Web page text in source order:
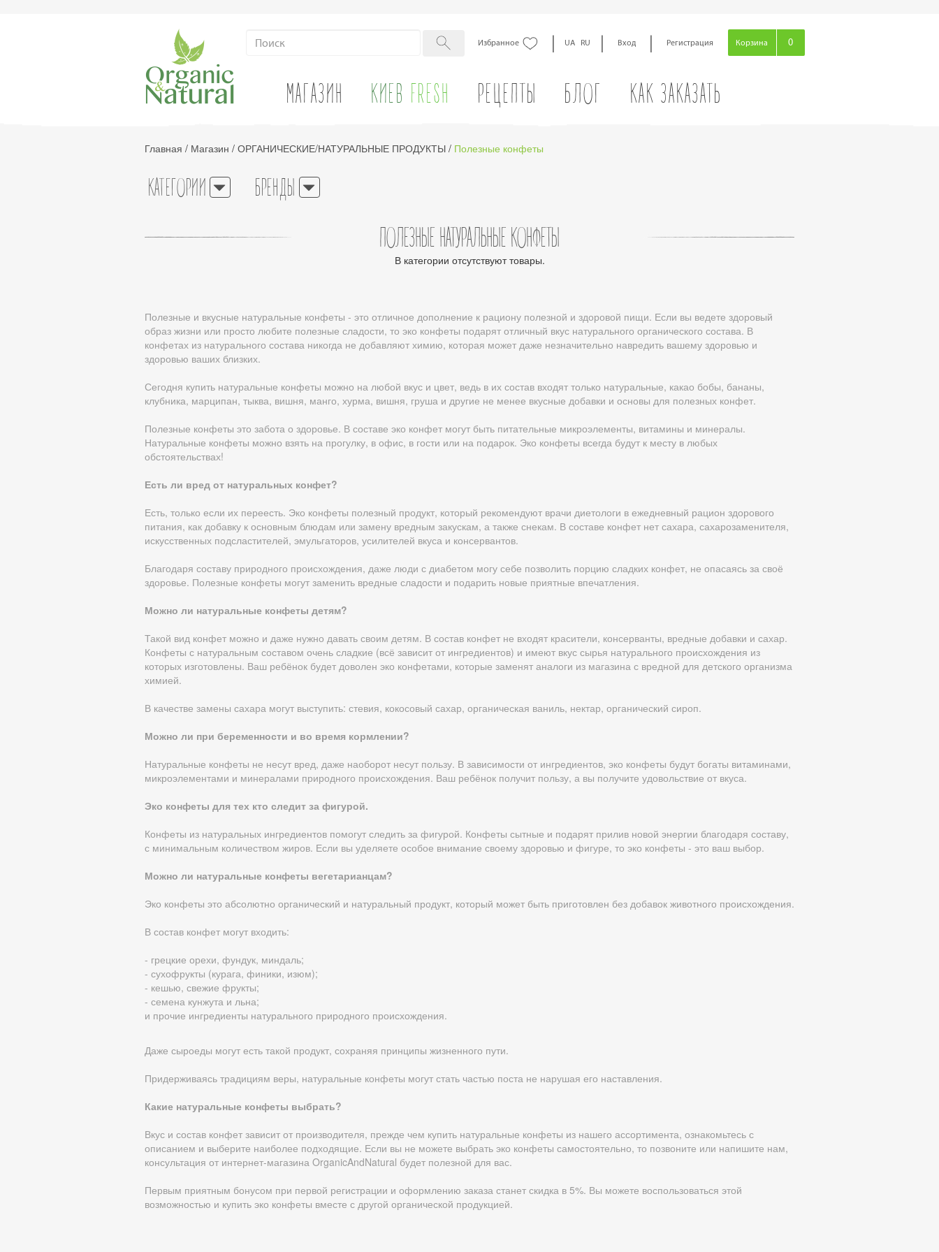
Избранное | UA RU | Вход | Регистрация Корзина 0
МАГАЗИН КИЕВ FRESH РЕЦЕПТЫ БЛОГ КАК ЗАКАЗАТЬ
Главная / Магазин / ОРГАНИЧЕСКИЕ/НАТУРАЛЬНЫЕ ПРОДУКТЫ / Полезные конфеты
КАТЕГОРИИ БРЕНДЫ
ПОЛЕЗНЫЕ НАТУРАЛЬНЫЕ КОНФЕТЫ
В категории отсутствуют товары.
Полезные и вкусные натуральные конфеты - это отличное дополнение к рациону полезной и здоровой пищи. Если вы ведете здоровый
образ жизни или просто любите полезные сладости, то эко конфеты подарят отличный вкус натурального органического состава. В
конфетах из натурального состава никогда не добавляют химию, которая может даже незначительно навредить вашему здоровью и
здоровью ваших близких.
Сегодня купить натуральные конфеты можно на любой вкус и цвет, ведь в их состав входят только натуральные, какао бобы, бананы,
клубника, марципан, тыква, вишня, манго, хурма, вишня, груша и другие не менее вкусные добавки и основы для полезных конфет.
Полезные конфеты это забота о здоровье. В составе эко конфет могут быть питательные микроэлементы, витамины и минералы.
Натуральные конфеты можно взять на прогулку, в офис, в гости или на подарок. Эко конфеты всегда будут к месту в любых
обстоятельствах!
Есть ли вред от натуральных конфет?
Есть, только если их переесть. Эко конфеты полезный продукт, который рекомендуют врачи диетологи в ежедневный рацион здорового
питания, как добавку к основным блюдам или замену вредным закускам, а также снекам. В составе конфет нет сахара, сахарозаменителя,
искусственных подсластителей, эмульгаторов, усилителей вкуса и консервантов.
Благодаря составу природного происхождения, даже люди с диабетом могу себе позволить порцию сладких конфет, не опасаясь за своё
здоровье. Полезные конфеты могут заменить вредные сладости и подарить новые приятные впечатления.
Можно ли натуральные конфеты детям?
Такой вид конфет можно и даже нужно давать своим детям. В состав конфет не входят красители, консерванты, вредные добавки и сахар.
Конфеты с натуральным составом очень сладкие (всё зависит от ингредиентов) и имеют вкус сырья натурального происхождения из
которых изготовлены. Ваш ребёнок будет доволен эко конфетами, которые заменят аналоги из магазина с вредной для детского организма
химией.
В качестве замены сахара могут выступить: стевия, кокосовый сахар, органическая ваниль, нектар, органический сироп.
Можно ли при беременности и во время кормлении?
Натуральные конфеты не несут вред, даже наоборот несут пользу. В зависимости от ингредиентов, эко конфеты будут богаты витаминами,
микроэлементами и минералами природного происхождения. Ваш ребёнок получит пользу, а вы получите удовольствие от вкуса.
Эко конфеты для тех кто следит за фигурой.
Конфеты из натуральных ингредиентов помогут следить за фигурой. Конфеты сытные и подарят прилив новой энергии благодаря составу,
с минимальным количеством жиров. Если вы уделяете особое внимание своему здоровью и фигуре, то эко конфеты - это ваш выбор.
Можно ли натуральные конфеты вегетарианцам?
Эко конфеты это абсолютно органический и натуральный продукт, который может быть приготовлен без добавок животного происхождения.
В состав конфет могут входить:
- грецкие орехи, фундук, миндаль;
- сухофрукты (курага, финики, изюм);
- кешью, свежие фрукты;
- семена кунжута и льна;
и прочие ингредиенты натурального природного происхождения.
Даже сыроеды могут есть такой продукт, сохраняя принципы жизненного пути.
Придерживаясь традициям веры, натуральные конфеты могут стать частью поста не нарушая его наставления.
Какие натуральные конфеты выбрать?
Вкус и состав конфет зависит от производителя, прежде чем купить натуральные конфеты из нашего ассортимента, ознакомьтесь с
описанием и выберите наиболее подходящие. Если вы не можете выбрать эко конфеты самостоятельно, то позвоните или напишите нам,
консультация от интернет-магазина OrganicAndNatural будет полезной для вас.
Первым приятным бонусом при первой регистрации и оформлению заказа станет скидка в 5%. Вы можете воспользоваться этой
возможностью и купить эко конфеты вместе с другой органической продукцией.